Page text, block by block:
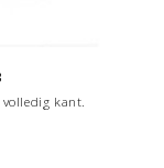
kant.